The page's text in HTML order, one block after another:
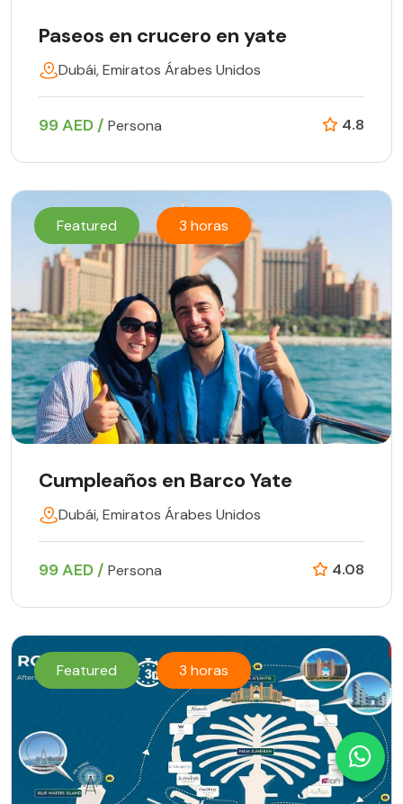
Paseos en crucero en yate
Dubái, Emiratos Árabes Unidos
99 AED / Persona 4.8
Featured 3 horas
Cumpleaños en Barco Yate
Dubái, Emiratos Árabes Unidos
99 AED / Persona 4.08
Featured 3 horas